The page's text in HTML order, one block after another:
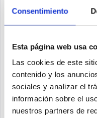
Consentimiento
Esta página web usa
Las cookies de este
contenido y los
sociales y analizar el
información sobre el
nuestros partners de
SOLICITE UN
Recordar
Fabricante No: